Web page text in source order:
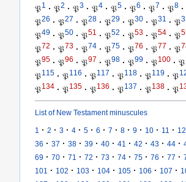
𝔓1 · 𝔓2 · 𝔓3 · 𝔓4 · 𝔓5 · 𝔓6 · 𝔓7 · 𝔓8 ·
𝔓26 · 𝔓27 · 𝔓28 · 𝔓29 · 𝔓30 · 𝔓31 · 𝔓
𝔓49 · 𝔓50 · 𝔓51 · 𝔓52 · 𝔓53 · 𝔓54 · 𝔓
𝔓72 · 𝔓73 · 𝔓74 · 𝔓75 · 𝔓76 · 𝔓77 · 𝔓
𝔓95 · 𝔓96 · 𝔓97 · 𝔓98 · 𝔓99 · 𝔓100 · 𝔓
𝔓115 · 𝔓116 · 𝔓117 · 𝔓118 · 𝔓119 · 𝔓
𝔓134 · 𝔓135 · 𝔓136 · 𝔓137 · 𝔓138 · 𝔓
List of New Testament minuscules
1 · 2 · 3 · 4 · 5 · 6 · 7 · 8 · 9 · 10 · 11 · 12
36 · 37 · 38 · 39 · 40 · 41 · 42 · 43 · 44 ·
69 · 70 · 71 · 72 · 73 · 74 · 75 · 76 · 77 ·
101
· 102 · 103 · 104 · 105 · 106 · 107 ·